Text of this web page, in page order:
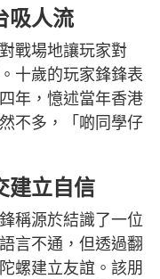
吸人流
戰場地讓玩家對
十歲的玩家鋒鋒表
年，憶述當年香港
不多，「啲同學仔
建立自信
稱源於結識了一位
言不通，但透過翻
螺建立友誼。該朋